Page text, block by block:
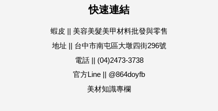
快速連結
蝦皮 || 美容美髮美甲材料批發與零售
地址 || 台中市南屯區大墩四街296號
電話 || (04)2473-3738
官方Line || @864doyfb
美材知識專欄